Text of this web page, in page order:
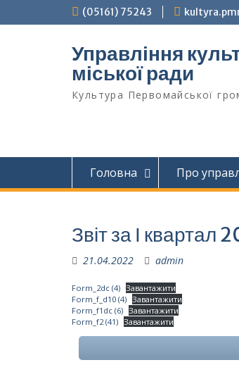
до
(05161) 75243
Управління
міської ради
Культура Первомайcької
Головна Про
Звіт за І квартал
21.04.2022 admin
Form_2dc (4) Завантажити
Form_f_d10 (4) Завантажити
Form_f1dc (6) Завантажити
Form_f2 (41) Завантажити